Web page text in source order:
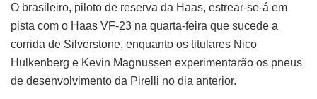
O brasileiro, piloto de reserva da Haas, estrear-se-á em
pista com o Haas VF-23 na quarta-feira que sucede a
corrida de Silverstone, enquanto os titulares Nico
Hulkenberg e Kevin Magnussen experimentarão os pneus
de desenvolvimento da Pirelli no dia anterior.